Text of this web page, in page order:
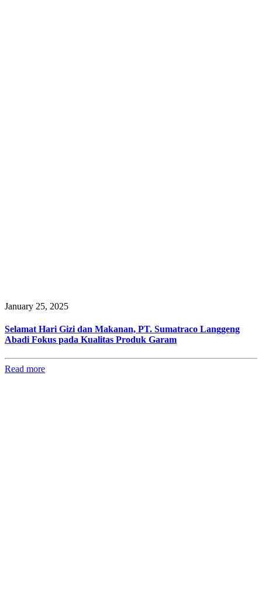
January 25, 2025
Selamat Hari Gizi dan Makanan, PT. Sumatraco Langgeng
Abadi Fokus pada Kualitas Produk Garam
Read more